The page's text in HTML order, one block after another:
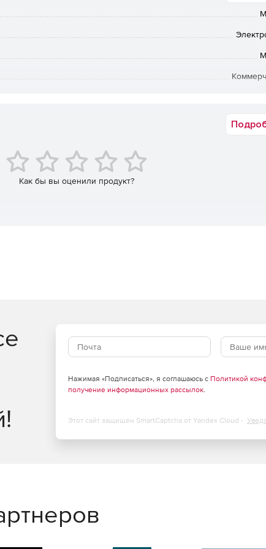
мероприятий:
системы.
Как бы вы оценили продукт?
Нажимая «Подписаться», я соглашаюсь с Политикой
получение информационных рассылок.
Этот сайт защищен SmartCaptcha от Yandex Cloud -